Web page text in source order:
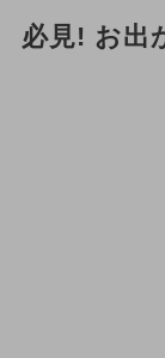
必見! お出